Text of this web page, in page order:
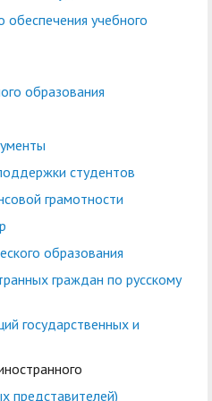
Управление
финансового контроля
комплексной
безопасности
Антитеррористическая
информационной
политике и связям с
Отдел
процесса
образования
документы
Региональный центр
финансовой
Центр развития
воспитательной работе
Экскурсионно-
Информационные
материалы
Лаборатории, НШ,
кафедра
гостеприимства
учебного
образования
студентов
грамотности
образования
граждан по русскому
государственных и
представителей)